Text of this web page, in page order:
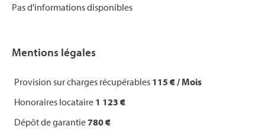
Pas d'informations disponibles
Mentions légales
Provision sur charges récupérables 115 € / Mois
Honoraires locataire 1 123 €
Dépôt de garantie780 €